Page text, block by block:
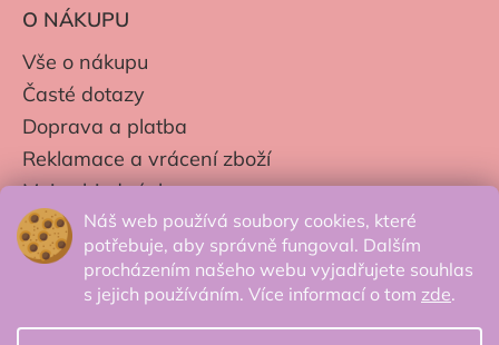
Náš web používá soubory cookies, které
potřebuje, aby správně fungoval. Dalším
procházením našeho webu vyjadřujete souhlas
s jejich používáním. Více informací o tom zde.
O NÁKUPU
Vše o nákupu
Časté dotazy
Doprava a platba
Reklamace a vrácení zboží
Moje objednávky
Obchodní podmínky
Zpracování os. údajů